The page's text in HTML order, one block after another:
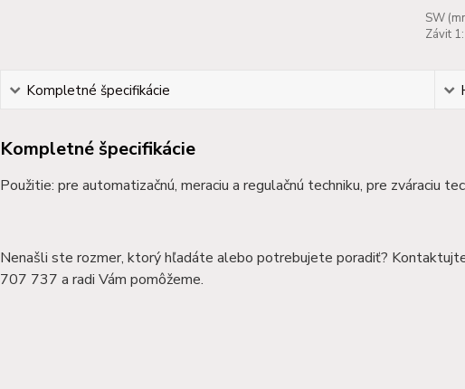
SW
Závit 1:
Kompletné špecifikácie
Kompletné špecifikácie
Použitie: pre automatizačnú, meraciu a regulačnú techniku, pre zváraciu
Nenašli ste rozmer, ktorý hľadáte alebo potrebujete poradiť?
707 737 a radi Vám pomôžeme.